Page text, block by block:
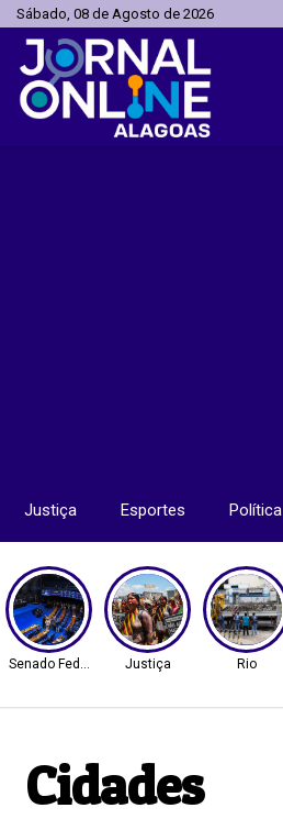
Sábado, 08 de Agosto de 2026
Justiça Esportes Política
Senado Federal Justiça Rio
Cidades